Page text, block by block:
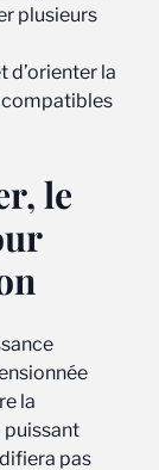
plusieurs
d’orienter la
compatibles
le
la
puissant
pas